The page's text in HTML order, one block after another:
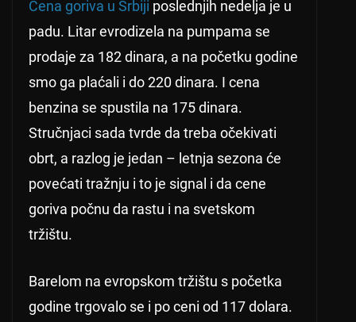
Cena goriva u Srbiji poslednjih nedelja je u
padu. Litar evrodizela na pumpama se
prodaje za 182 dinara, a na početku godine
smo ga plaćali i do 220 dinara. I cena
benzina se spustila na 175 dinara.
Stručnjaci sada tvrde da treba očekivati
obrt, a razlog je jedan – letnja sezona će
povećati tražnju i to je signal i da cene
goriva počnu da rastu i na svetskom
tržištu.
Barelom na evropskom tržištu s početka
godine trgovalo se i po ceni od 117 dolara.